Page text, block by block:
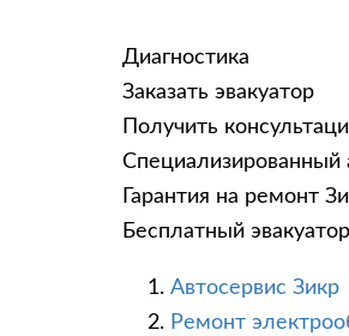
Диагностика
Заказать эвакуатор
Получить
Специализированный
Гарантия на ремонт
Бесплатный
Автосервис Зикр
Ремонт